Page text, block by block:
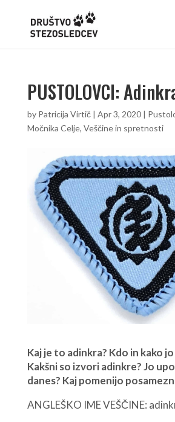
PUSTOLOVCI:
by Patricija Virtič| Apr 3, 2020|
Močnika Celje, Veščine in spretnosti
Kaj je to adinkra? Kdo in kako
Kakšni so izvori adinkre? Jo
danes? Kaj pomenijo
ANGLEŠKO IME VEŠČINE: